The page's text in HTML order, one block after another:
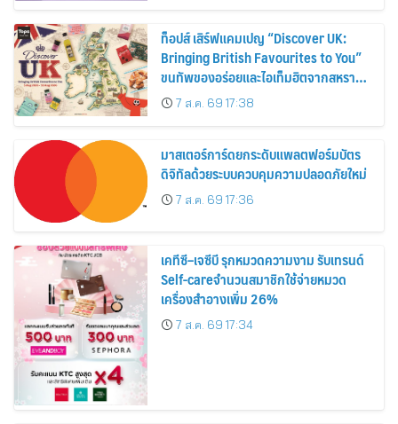
ท็อปส์ เสิร์ฟแคมเปญ “Discover UK:
Bringing British Favourites to You”
ขนทัพของอร่อยและไอเท็มฮิตจากสหราช
อาณาจักร ส่งตรงถึงมือตั้งแต่วันนี้ – 18
สิงหาคมนี้
7 ส.ค. 69 17:38
มาสเตอร์การ์ดยกระดับแพลตฟอร์มบัตร
ดิจิทัลด้วยระบบควบคุมความปลอดภัยใหม่
7 ส.ค. 69 17:36
เคทีซี–เจซีบี รุกหมวดความงาม รับเทรนด์
Self-careจำนวนสมาชิกใช้จ่ายหมวด
เครื่องสำอางเพิ่ม 26%
7 ส.ค. 69 17:34